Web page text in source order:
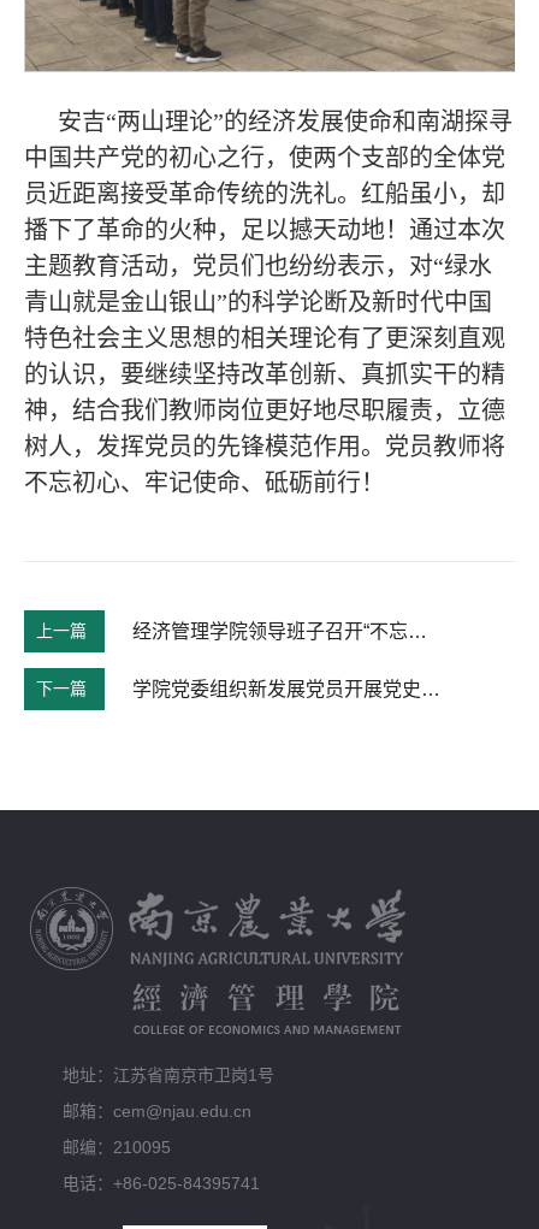
安吉“两山理论”的经济发展使命和南湖探寻
中国共产党的初心之行，使两个支部的全体党
员近距离接受革命传统的洗礼。红船虽小，却
播下了革命的火种，足以撼天动地！通过本次
主题教育活动，党员们也纷纷表示，对“绿水
青山就是金山银山”的科学论断及新时代中国
特色社会主义思想的相关理论有了更深刻直观
的认识，要继续坚持改革创新、真抓实干的精
神，结合我们教师岗位更好地尽职履责，立德
树人，发挥党员的先锋模范作用。党员教师将
不忘初心、牢记使命、砥砺前行！
上一篇 经济管理学院领导班子召开“不忘初心、牢记使命”主题教育调研成果交流会
下一篇 学院党委组织新发展党员开展党史教育
地址：江苏省南京市卫岗1号
邮箱：cem@njau.edu.cn
邮编：210095
电话：+86-025-84395741